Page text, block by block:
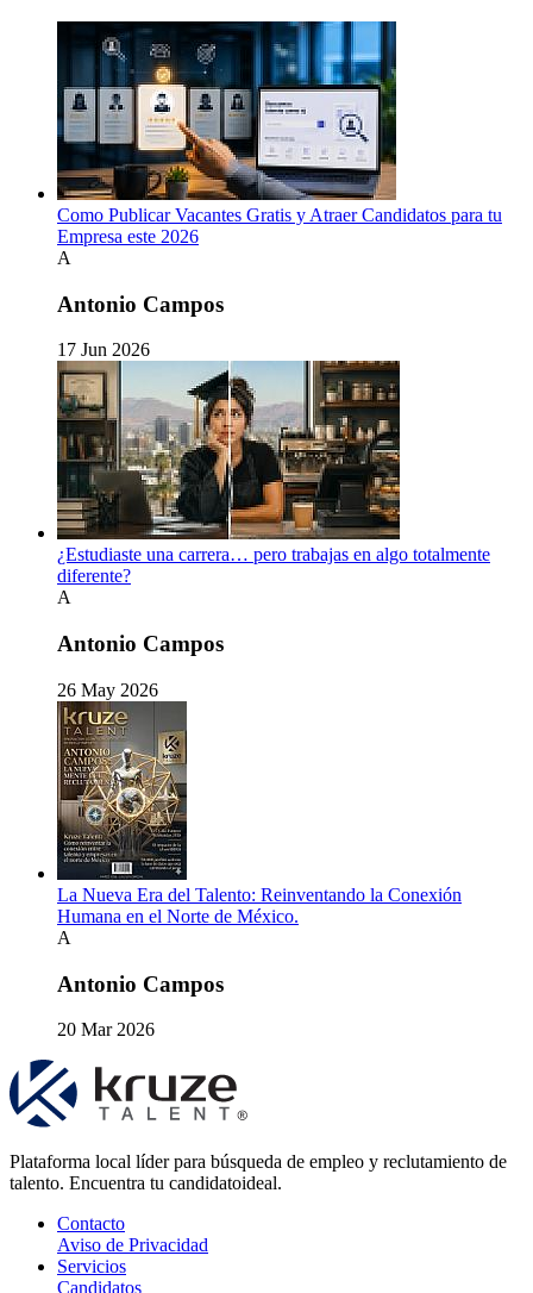
Como Publicar Vacantes Gratis y Atraer Candidatos para tu
Empresa este 2026
A
Antonio Campos
17 Jun 2026
¿Estudiaste una carrera… pero trabajas en algo totalmente
diferente?
A
Antonio Campos
26 May 2026
La Nueva Era del Talento: Reinventando la Conexión
Humana en el Norte de México.
A
Antonio Campos
20 Mar 2026
Plataforma local líder para búsqueda de empleo y reclutamiento de
talento. Encuentra tu candidatoideal.
Contacto
Aviso de Privacidad
Servicios
Candidatos